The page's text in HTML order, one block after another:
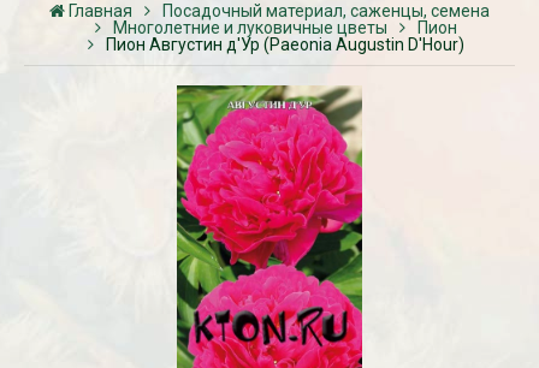
Главная
Посадочный материал, саженцы, семена
Многолетние и луковичные цветы
Пион
Пион Августин д'Ур (Paeonia Augustin D'Hour)